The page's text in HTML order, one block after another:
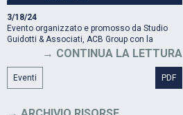
3/18/24
Evento organizzato e promosso da Studio
Guidotti & Associati, ACB Group con la
partecipazione di Banca di Piacenza
CONTINUA LA LETTURA
Eventi PDF